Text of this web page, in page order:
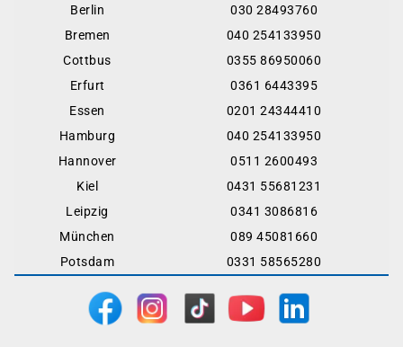
Berlin
030 28493760
Bremen
040 254133950
Cottbus
0355 86950060
Erfurt
0361 6443395
Essen
0201 24344410
Hamburg
040 254133950
Hannover
0511 2600493
Kiel
0431 55681231
Leipzig
0341 3086816
München
089 45081660
Potsdam
0331 58565280